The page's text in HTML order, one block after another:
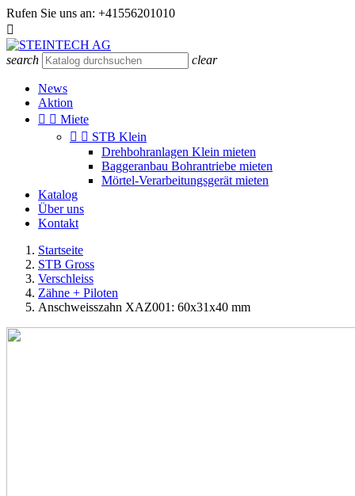
Rufen Sie uns an: +41556201010

search clear
News
Aktion
  Miete
  STB Klein
Drehbohranlagen Klein mieten
Baggeranbau Bohrantriebe mieten
Mörtel-Verarbeitungsgerät mieten
Katalog
Über uns
Kontakt
Startseite
STB Gross
Verschleiss
Zähne + Piloten
Anschweisszahn XAZ001: 60x31x40 mm